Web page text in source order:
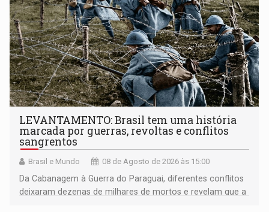
LEVANTAMENTO: Brasil tem uma história
marcada por guerras, revoltas e conflitos
sangrentos
Brasil e Mundo 08 de Agosto de 2026 às 15:00
Da Cabanagem à Guerra do Paraguai, diferentes conflitos
deixaram dezenas de milhares de mortos e revelam que a